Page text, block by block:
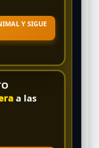
Y SIGUE
a las